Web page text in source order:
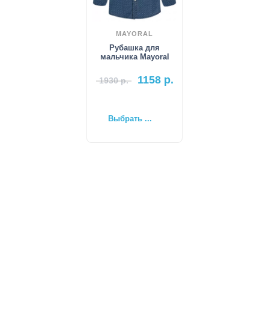
MAYORAL
Рубашка для
мальчика Mayoral
1930р. 1158р.
Выбрать ...